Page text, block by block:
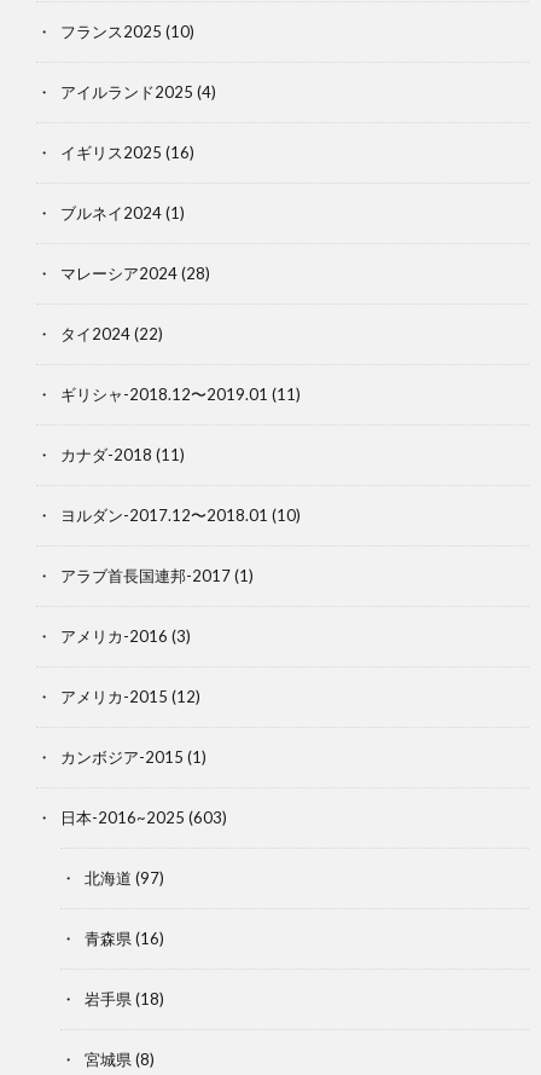
フランス2025 (10)
アイルランド2025 (4)
イギリス2025 (16)
ブルネイ2024(1)
マレーシア2024(28)
タイ2024(22)
ギリシャ-2018.12〜2019.01 (11)
カナダ-2018 (11)
ヨルダン-2017.12〜2018.01 (10)
アラブ首長国連邦-2017(1)
アメリカ-2016 (3)
アメリカ-2015 (12)
カンボジア-2015 (1)
日本-2016~2025 (603)
北海道 (97)
青森県(16)
岩手県(18)
宮城県(8)